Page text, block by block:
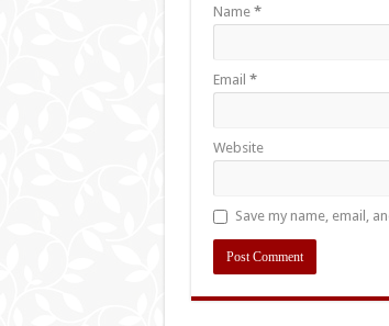
Name *
Email *
Website
Save my name, email,